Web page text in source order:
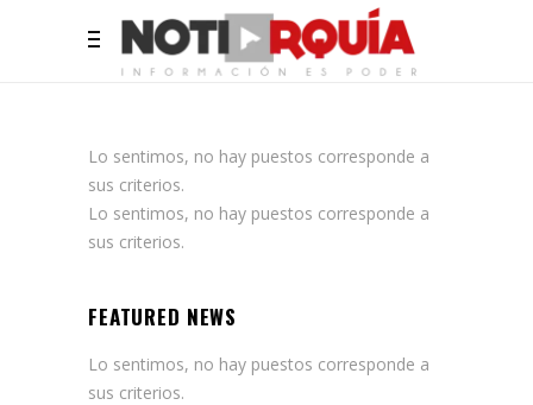
Lo sentimos, no hay puestos corresponde a
sus criterios.
Lo sentimos, no hay puestos corresponde a
sus criterios.
FEATURED NEWS
Lo sentimos, no hay puestos corresponde a
sus criterios.